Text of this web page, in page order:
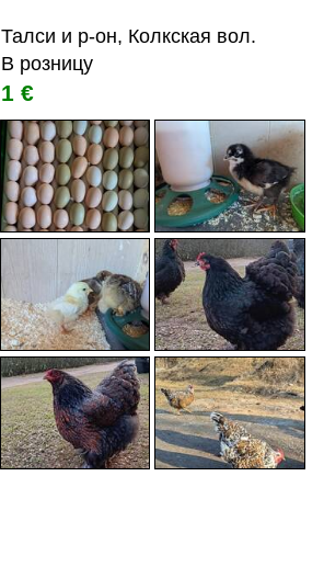
Талси и р-он, Колкская вол.
В розницу
1 €